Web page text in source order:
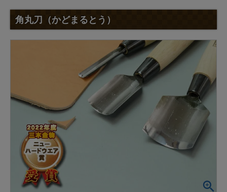
角丸刀（かどまるとう）